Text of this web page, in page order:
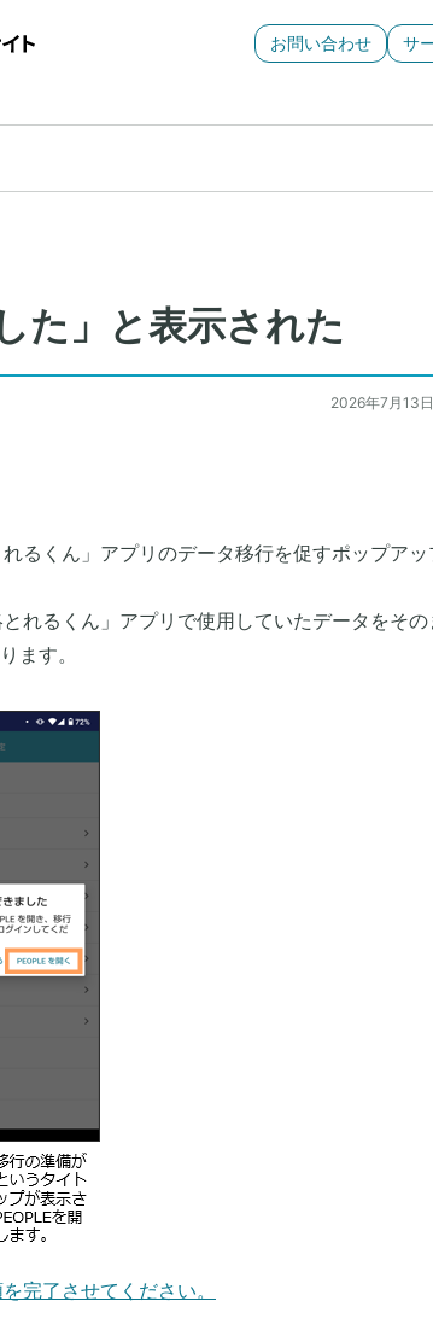
お問い合わせ サ
た」と表示された
2026年7月13
るくん」アプリのデータ移行を促すポップアッ
れるくん」アプリで使用していたデータをその
ます。
完了させてください。